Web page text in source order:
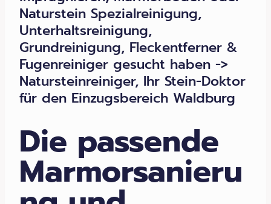
Naturstein Spezialreinigung,
Unterhaltsreinigung,
Grundreinigung, Fleckentferner &
Fugenreiniger gesucht haben ->
Natursteinreiniger, Ihr Stein-Doktor
für den Einzugsbereich Waldburg
Die passende
Marmorsanieru